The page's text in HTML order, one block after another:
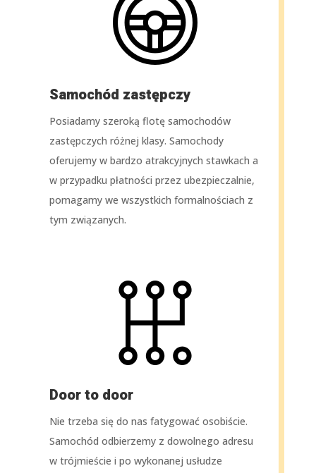
Samochód zastępczy
Posiadamy szeroką flotę samochodów
zastępczych różnej klasy. Samochody
oferujemy w bardzo atrakcyjnych stawkach a
w przypadku płatności przez ubezpieczalnie,
pomagamy we wszystkich formalnościach z
tym związanych.
Door to door
Nie trzeba się do nas fatygować osobiście.
Samochód odbierzemy z dowolnego adresu
w trójmieście i po wykonanej usłudze